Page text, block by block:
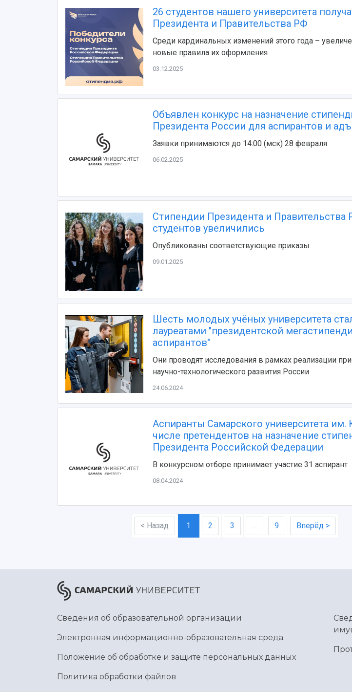
26 студентов нашего университета
Президента и Правительства РФ
Среди кардинальных изменений этого года –
новые правила их оформления
03.12.2025
Объявлен конкурс на назначение
Президента России для аспирантов и
Заявки принимаются до 14:00 (мск) 28 февраля
06.02.2025
Стипендии Президента и Правительства
студентов увеличились
Опубликованы соответствующие приказы
09.01.2025
Шесть молодых учёных университета
лауреатами "президентской
аспирантов"
Они проводят исследования в рамках реализации
научно-технологического развития России
24.06.2024
Аспиранты Самарского университета им.
числе претендентов на назначение
Президента Российской Федерации
В конкурсном отборе принимает участие 31 аспирант
08.04.2024
< Назад 1 2 3 … 9 Вперёд >
Сведения об образовательной организации
Электронная информационно-образовательная среда
Положение об обработке и защите персональных данных
Политика обработки файлов